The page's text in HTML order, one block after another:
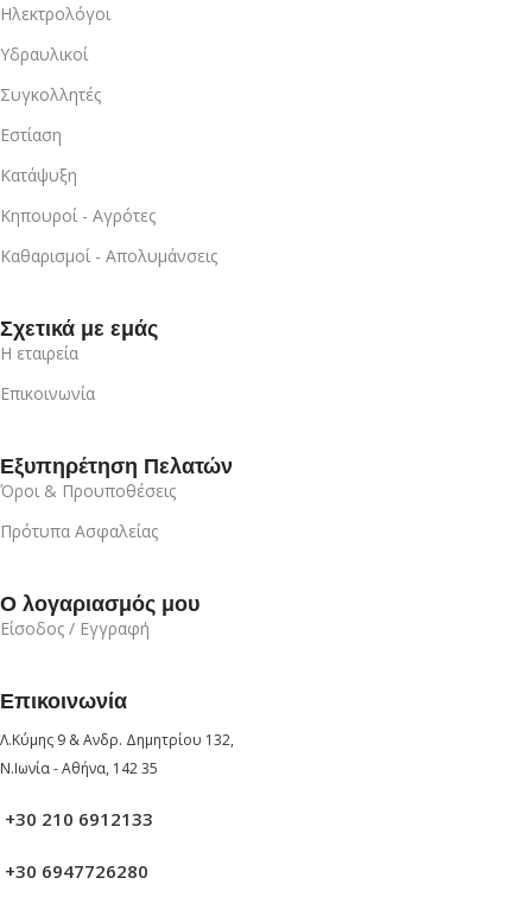
Ηλεκτρολόγοι
Υδραυλικοί
Συγκολλητές
Εστίαση
Κατάψυξη
Κηπουροί - Αγρότες
Καθαρισμοί - Απολυμάνσεις
Σχετικά με εμάς
Η εταιρεία
Επικοινωνία
Εξυπηρέτηση Πελατών
Όροι & Προυποθέσεις
Πρότυπα Ασφαλείας
Ο λογαριασμός μου
Είσοδος / Εγγραφή
Επικοινωνία
Λ.Κύμης 9 & Ανδρ. Δημητρίου 132,
Ν.Ιωνία - Αθήνα, 142 35
+30 210 6912133
+30 6947726280